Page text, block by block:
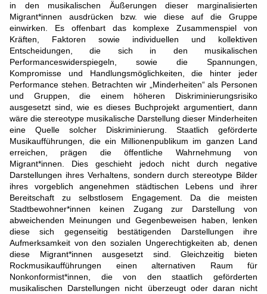
in den musikalischen Äußerungen dieser marginalisierten
Migrant*innen ausdrücken bzw. wie diese auf die Gruppe
einwirken. Es offenbart das komplexe Zusammenspiel von
Kräften, Faktoren sowie individuellen und kollektiven
Entscheidungen, die sich in den musikalischen
Performanceswiderspiegeln, sowie die Spannungen,
Kompromisse und Handlungsmöglichkeiten, die hinter jeder
Performance stehen. Betrachten wir „Minderheiten“ als Personen
und Gruppen, die einem höheren Diskriminierungsrisiko
ausgesetzt sind, wie es dieses Buchprojekt argumentiert, dann
wäre die stereotype musikalische Darstellung dieser Minderheiten
eine Quelle solcher Diskriminierung. Staatlich geförderte
Musikaufführungen, die ein Millionenpublikum im ganzen Land
erreichen, prägen die öffentliche Wahrnehmung von
Migrant*innen. Dies geschieht jedoch nicht durch negative
Darstellungen ihres Verhaltens, sondern durch stereotype Bilder
ihres vorgeblich angenehmen städtischen Lebens und ihrer
Bereitschaft zu selbstlosem Engagement. Da die meisten
Stadtbewohner*innen keinen Zugang zur Darstellung von
abweichenden Meinungen und Gegenbeweisen haben, lenken
diese sich gegenseitig bestätigenden Darstellungen ihre
Aufmerksamkeit von den sozialen Ungerechtigkeiten ab, denen
diese Migrant*innen ausgesetzt sind. Gleichzeitig bieten
Rockmusikaufführungen einen alternativen Raum für
Nonkonformist*innen, die von den staatlich geförderten
musikalischen Darstellungen nicht überzeugt oder daran nicht